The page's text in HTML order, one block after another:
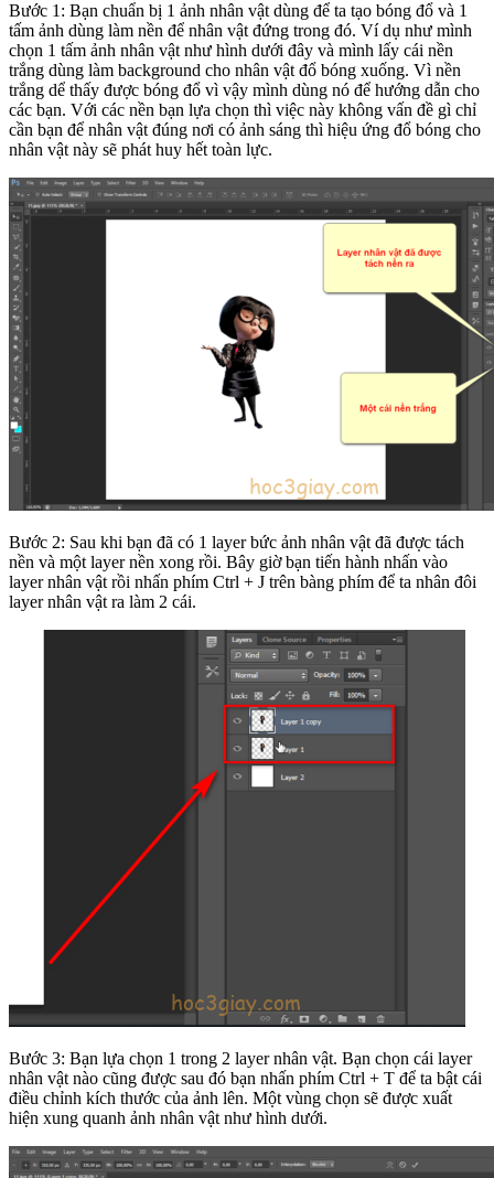
Bước 1: Bạn chuẩn bị 1 ảnh nhân vật dùng để ta tạo bóng đổ và 1
tấm ảnh dùng làm nền để nhân vật đứng trong đó. Ví dụ như mình
chọn 1 tấm ảnh nhân vật như hình dưới đây và mình lấy cái nền
trắng dùng làm background cho nhân vật đổ bóng xuống. Vì nền
trắng dể thấy được bóng đổ vì vậy mình dùng nó để hướng dẫn cho
các bạn. Với các nền bạn lựa chọn thì việc này không vấn đề gì chỉ
cần bạn để nhân vật đúng nơi có ảnh sáng thì hiệu ứng đổ bóng cho
nhân vật này sẽ phát huy hết toàn lực.
Bước 2: Sau khi bạn đã có 1 layer bức ảnh nhân vật đã được tách
nền và một layer nền xong rồi. Bây giờ bạn tiến hành nhấn vào
layer nhân vật rồi nhấn phím Ctrl + J trên bàng phím để ta nhân đôi
layer nhân vật ra làm 2 cái.
Bước 3: Bạn lựa chọn 1 trong 2 layer nhân vật. Bạn chọn cái layer
nhân vật nào cũng được sau đó bạn nhấn phím Ctrl + T để ta bật cái
điều chỉnh kích thước của ảnh lên. Một vùng chọn sẽ được xuất
hiện xung quanh ảnh nhân vật như hình dưới.